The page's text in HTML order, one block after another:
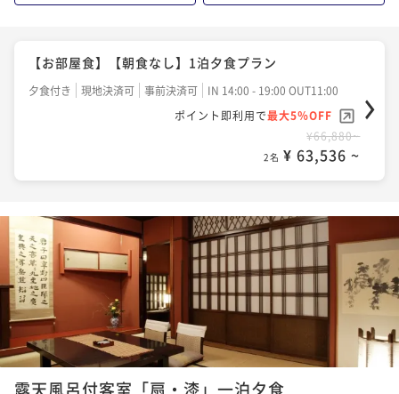
【お部屋食】【朝食なし】1泊夕食プラン
夕食付き 現地決済可 事前決済可
IN 14:00 - 19:00 OUT11:00
ポイント即利用で最大5％OFF
¥66,880~
2名 ¥ 63,536 ~
露天風呂付客室「扇・漆」一泊夕食